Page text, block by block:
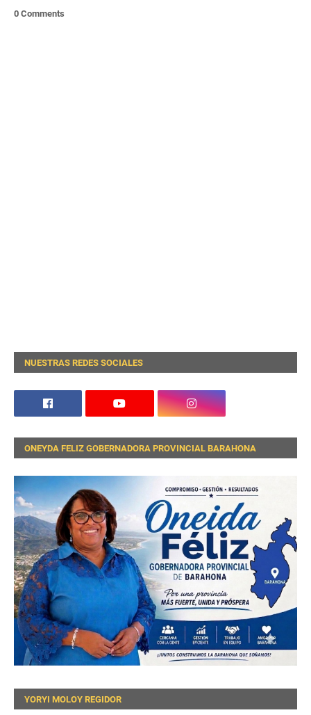
0 Comments
NUESTRAS REDES SOCIALES
ONEYDA FELIZ GOBERNADORA PROVINCIAL BARAHONA
YORYI MOLOY REGIDOR